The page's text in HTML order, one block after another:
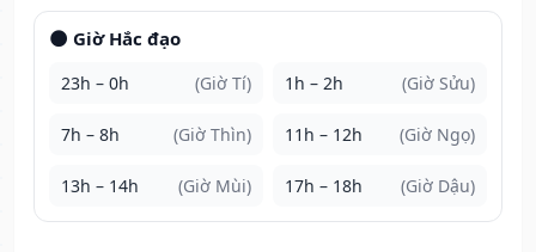
🌑 Giờ Hắc đạo
23h – 0h (Giờ Tí) 1h – 2h (Giờ Sửu)
7h – 8h (Giờ Thìn) 11h – 12h (Giờ Ngọ)
13h – 14h (Giờ Mùi) 17h – 18h (Giờ Dậu)